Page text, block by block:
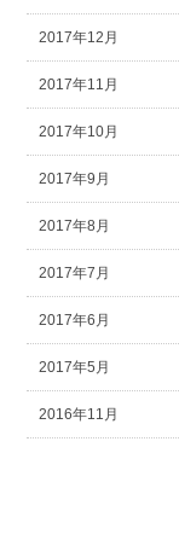
2017年12月
2017年11月
2017年10月
2017年9月
2017年8月
2017年7月
2017年6月
2017年5月
2016年11月